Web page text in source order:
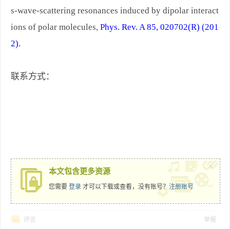
s-wave-scattering resonances induced by dipolar interact
ions of polar molecules, Phys. Rev. A 85, 020702(R) (201
2).
联系方式：
本文包含更多资源
您需要 登录 才可以下载或查看，没有账号？ 注册账号
x
评论 举报